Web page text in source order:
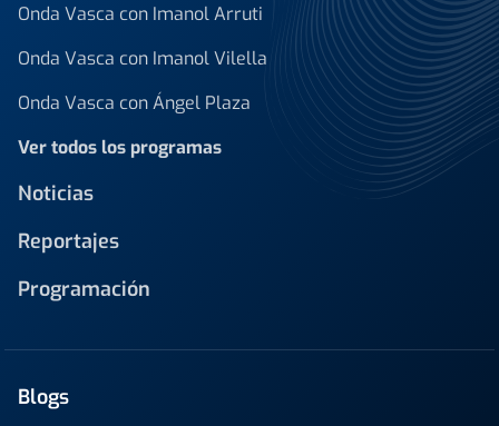
Onda Vasca con Imanol Arruti
Onda Vasca con Imanol Vilella
Onda Vasca con Ángel Plaza
Ver todos los programas
Noticias
Reportajes
Programación
Blogs